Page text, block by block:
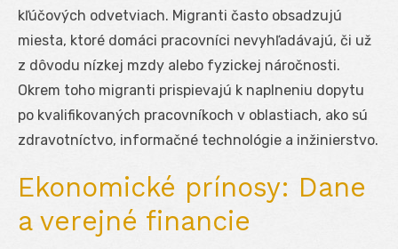
kľúčových odvetviach. Migranti často obsadzujú
miesta, ktoré domáci pracovníci nevyhľadávajú, či už
z dôvodu nízkej mzdy alebo fyzickej náročnosti.
Okrem toho migranti prispievajú k naplneniu dopytu
po kvalifikovaných pracovníkoch v oblastiach, ako sú
zdravotníctvo, informačné technológie a inžinierstvo.
Ekonomické prínosy: Dane
a verejné financie